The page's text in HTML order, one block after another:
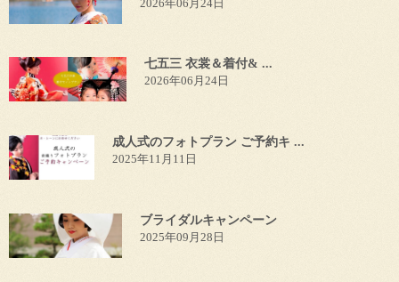
2026年06月24日
七五三 衣裳＆着付& ...
2026年06月24日
成人式のフォトプラン ご予約キ ...
2025年11月11日
ブライダルキャンペーン
2025年09月28日